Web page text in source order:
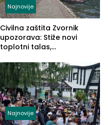
Najnovije
Civilna zaštita Zvornik
upozorava: Stiže novi
toplotni talas,
Najnovije